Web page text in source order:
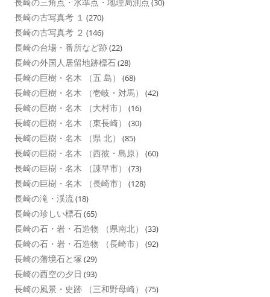
(30)
長崎の古写真考 １ (270)
長崎の古写真考 ２ (146)
長崎の台場・番所など跡(22)
長崎の外国人居留地跡標石(28)
長崎の巨樹・名木 （五 島） (68)
長崎の巨樹・名木 （壱岐・対馬） (42)
長崎の巨樹・名木 （大村市） (16)
長崎の巨樹・名木 （東長崎） (30)
長崎の巨樹・名木 （県 北） (85)
長崎の巨樹・名木 （西彼・島原） (60)
長崎の巨樹・名木 （諌早市） (73)
長崎の巨樹・名木 （長崎市） (128)
長崎の滝・渓流(18)
長崎の珍しい標石(65)
長崎の石・岩・石造物 （県南北） (33)
長崎の石・岩・石造物 （長崎市） (92)
長崎の藩境石と塚 (29)
長崎の西空の夕日 (93)
長崎の風景・史跡 （三和野母崎） (75)